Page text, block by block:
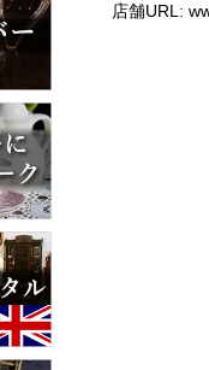
店舗URL: